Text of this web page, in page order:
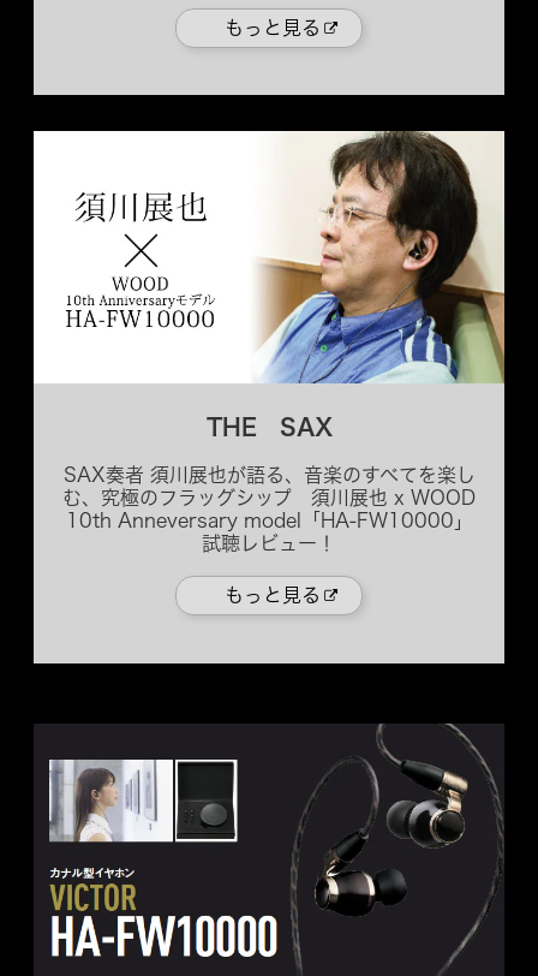
もっと見る
THE SAX
SAX奏者 須川展也が語る、音楽のすべてを楽し
む、究極のフラッグシップ 須川展也 x WOOD
10th Anneversary model「HA-FW10000」
試聴レビュー！
もっと見る